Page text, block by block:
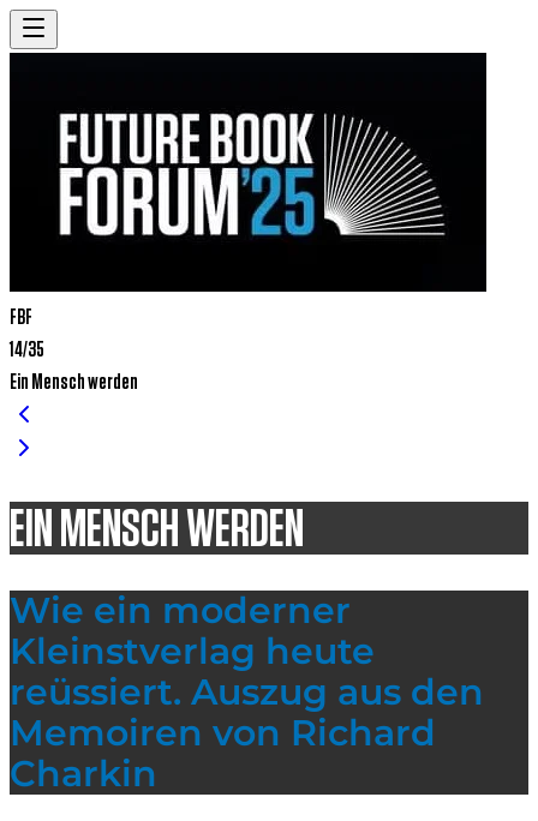
FBF
14/35
Ein Mensch werden
ein mensch werden
Wie ein moderner
Kleinstverlag heute
reüssiert. Auszug aus den
Memoiren von Richard
Charkin